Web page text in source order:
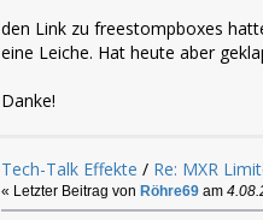
den Link zu freestompboxes
eine Leiche. Hat heute aber
Danke!
Tech-Talk Effekte / Re: MXR
« Letzter Beitrag von Röhre69 am